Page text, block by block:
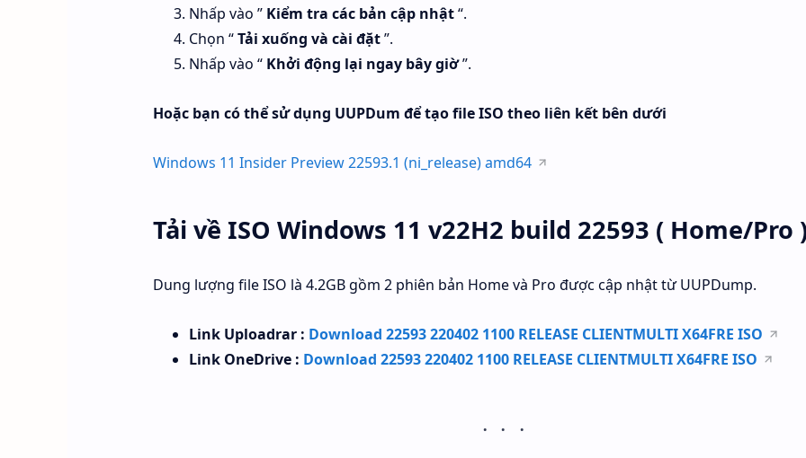
Nhấp vào ” Kiểm tra các bản cập nhật“.
Chọn “Tải xuống và cài đặt”.
Nhấp vào “ Khởi động lại ngay bây giờ”.
Hoặc bạn có thể sử dụng UUPDum để tạo file ISO theo liên kết bên dưới
Windows 11 Insider Preview 22593.1 (ni_release) amd64
Tải về ISO Windows 11 v22H2 build 22593 ( Home/Pro
Dung lượng file ISO là 4.2GB gồm 2 phiên bản Home và Pro được cập nhật từ UUPDump.
Link Uploadrar : Download 22593 220402 1100 RELEASE CLIENTMULTI X64FRE ISO
Link OneDrive : Download 22593 220402 1100 RELEASE CLIENTMULTI X64FRE ISO